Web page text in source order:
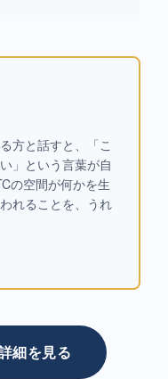
方と話すと、「こ
」という言葉が自
の空間が何かを生
れることを、うれ
細を見る